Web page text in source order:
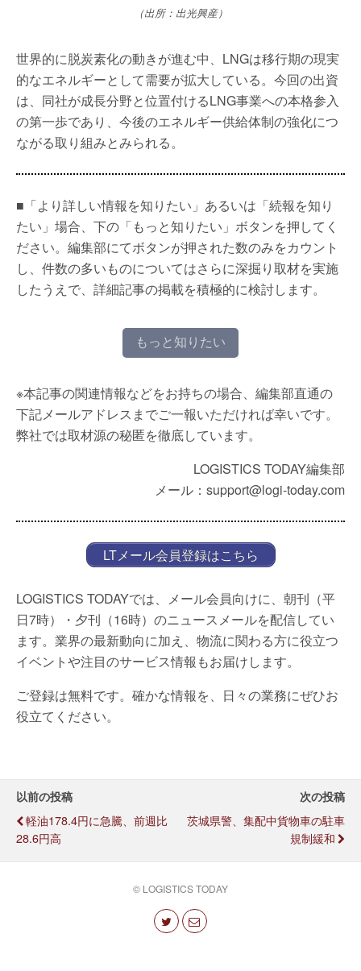
（出所：出光興産）
世界的に脱炭素化の動きが進む中、LNGは移行期の現実
的なエネルギーとして需要が拡大している。今回の出資
は、同社が成長分野と位置付けるLNG事業への本格参入
の第一歩であり、今後のエネルギー供給体制の強化につ
ながる取り組みとみられる。
■「より詳しい情報を知りたい」あるいは「続報を知り
たい」場合、下の「もっと知りたい」ボタンを押してく
ださい。編集部にてボタンが押された数のみをカウント
し、件数の多いものについてはさらに深掘り取材を実施
したうえで、詳細記事の掲載を積極的に検討します。
もっと知りたい
※本記事の関連情報などをお持ちの場合、編集部直通の
下記メールアドレスまでご一報いただければ幸いです。
弊社では取材源の秘匿を徹底しています。
LOGISTICS TODAY編集部
メール：support@logi-today.com
LTメール会員登録はこちら
LOGISTICS TODAYでは、メール会員向けに、朝刊（平
日7時）・夕刊（16時）のニュースメールを配信してい
ます。業界の最新動向に加え、物流に関わる方に役立つ
イベントや注目のサービス情報もお届けします。
ご登録は無料です。確かな情報を、日々の業務にぜひお
役立てください。
以前の投稿
軽油178.4円に急騰、前週比
28.6円高
次の投稿
茨城県警、集配中貨物車の駐車
規制緩和
© LOGISTICS TODAY